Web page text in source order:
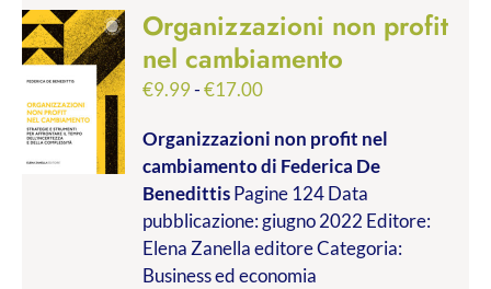
Organizzazioni non profit
nel cambiamento
€9.99-€17.00Fascia
prezzo:
da
€9.99
a
€17.00
Organizzazioni non profit nel
cambiamentodi Federica De
BenedittisPagine 124 Data
pubblicazione: giugno 2022 Editore:
Elena Zanella editore Categoria:
Business ed economia